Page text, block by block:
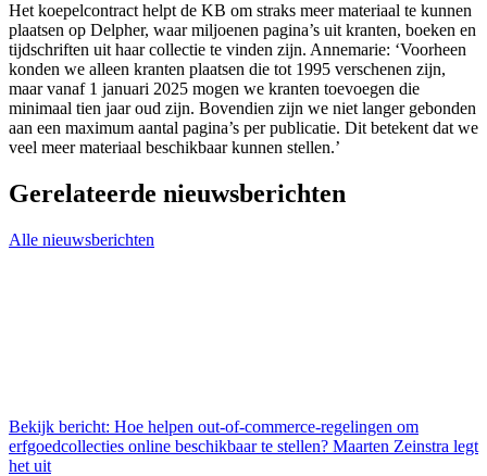
Het koepelcontract helpt de KB om straks meer materiaal te kunnen
plaatsen op Delpher, waar miljoenen pagina’s uit kranten, boeken en
tijdschriften uit haar collectie te vinden zijn. Annemarie: ‘Voorheen
konden we alleen kranten plaatsen die tot 1995 verschenen zijn,
maar vanaf 1 januari 2025 mogen we kranten toevoegen die
minimaal tien jaar oud zijn. Bovendien zijn we niet langer gebonden
aan een maximum aantal pagina’s per publicatie. Dit betekent dat we
veel meer materiaal beschikbaar kunnen stellen.’
Gerelateerde nieuwsberichten
Alle nieuwsberichten
Bekijk bericht: Hoe helpen out-of-commerce-regelingen om
erfgoedcollecties online beschikbaar te stellen? Maarten Zeinstra legt
het uit